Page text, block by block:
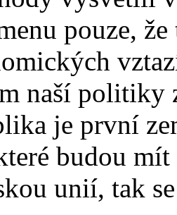
pouze,
naší politiky
je první
budou
unií, tak